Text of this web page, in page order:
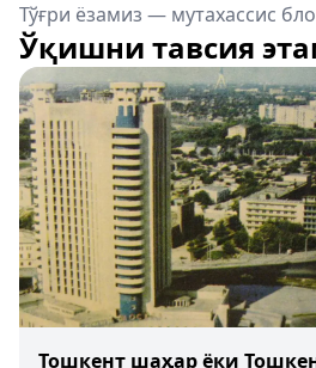
Тўғри ёзамиз — мутахассис
Ўқишни тавсия
Тошкент шаҳар ёки